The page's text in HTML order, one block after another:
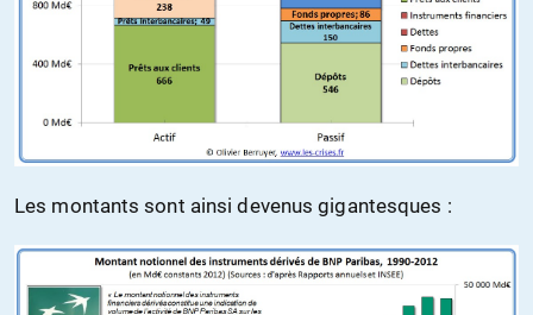
Les montants sont ainsi devenus gigantesques :